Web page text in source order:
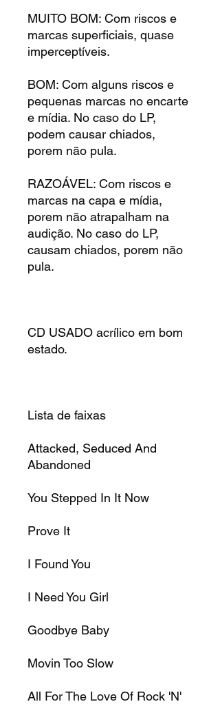
MUITO BOM: Com riscos e
marcas superficiais, quase
imperceptíveis.
BOM: Com alguns riscos e
pequenas marcas no encarte
e mídia. No caso do LP,
podem causar chiados,
porem não pula.
RAZOÁVEL: Com riscos e
marcas na capa e mídia,
porem não atrapalham na
audição. No caso do LP,
causam chiados, porem não
pula.
CD USADO acrílico em bom
estado.
Lista de faixas
Attacked, Seduced And
Abandoned
You Stepped In It Now
Prove It
I Found You
I Need You Girl
Goodbye Baby
Movin Too Slow
All For The Love Of Rock 'N'